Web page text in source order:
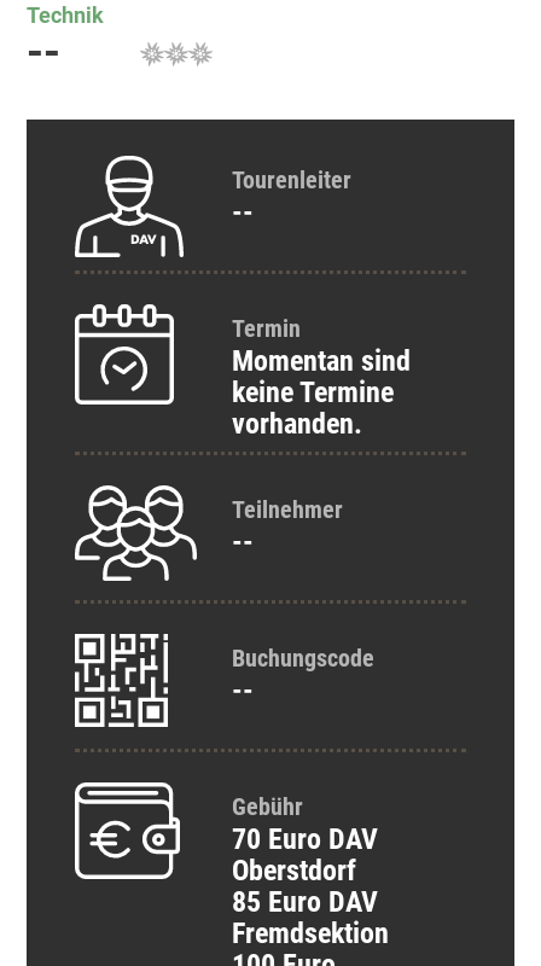
Technik
--
Tourenleiter
--
Termin
Momentan sind
keine Termine
vorhanden.
Teilnehmer
--
Buchungscode
--
Gebühr
70 Euro DAV
Oberstdorf
85 Euro DAV
Fremdsektion